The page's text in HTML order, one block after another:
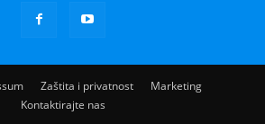
Zaštita i privatnost
Marketing
Kontaktirajte nas